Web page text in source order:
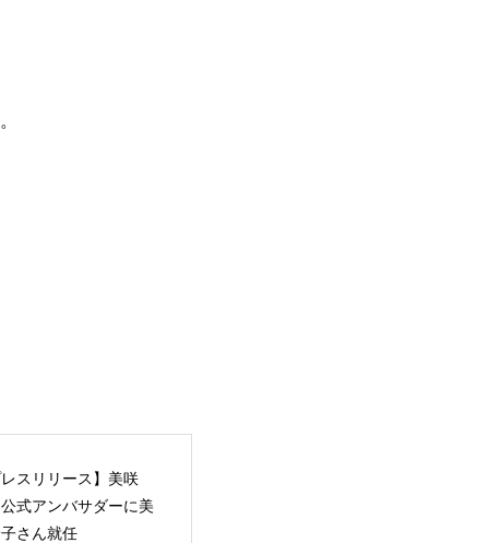
スリリース】美咲
式アンバサダーに美
さん就任